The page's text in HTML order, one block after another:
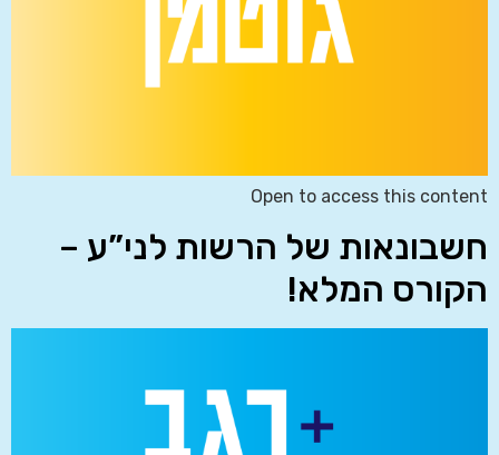
Open to access this content
חשבונאות של הרשות לני”ע –
הקורס המלא!